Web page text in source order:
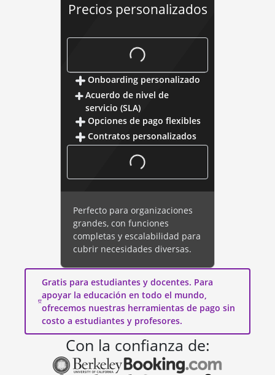
Precios personalizados
Onboarding personalizado
Acuerdo de nivel de
servicio (SLA)
Opciones de pago flexibles
Contratos personalizados
Perfecto para organizaciones
grandes, con funciones
completas y escalabilidad para
cubrir necesidades diversas.
Gratis para estudiantes y docentes. Para
apoyar la educación en todo el mundo,
ofrecemos nuestras herramientas de pago sin
costo a estudiantes y profesores.
Con la confianza de: